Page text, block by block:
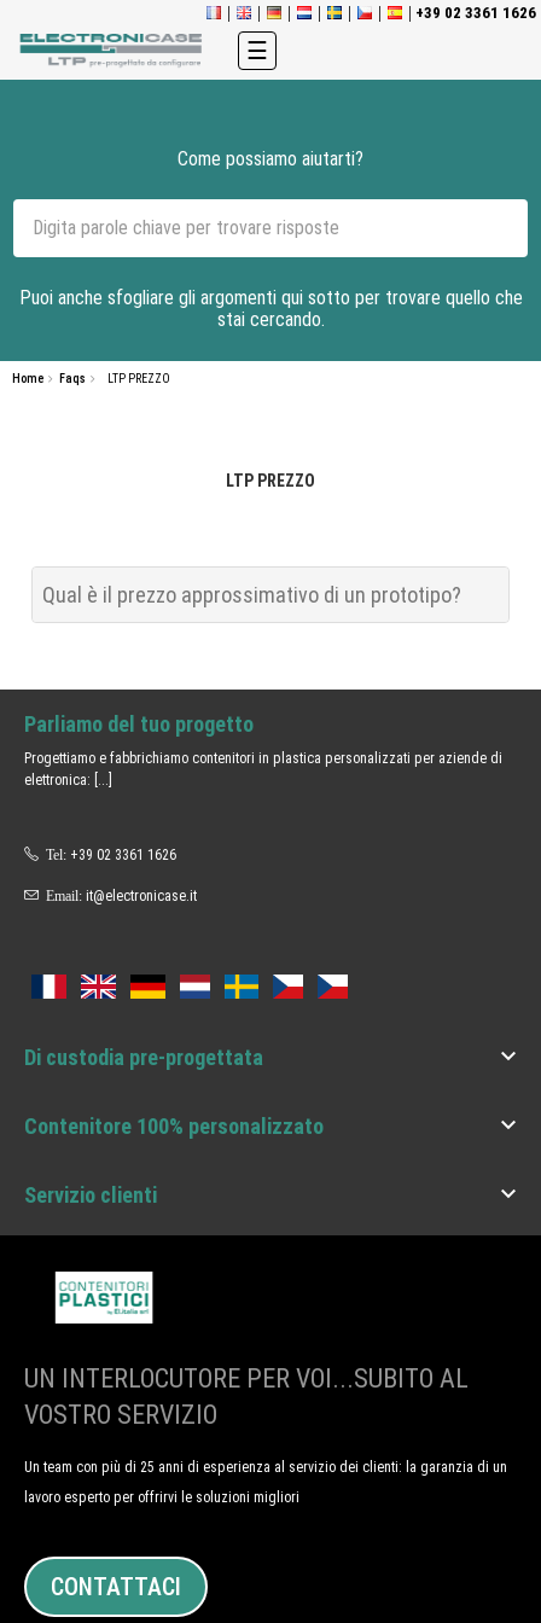
+39 02 3361 1626
navigazione
Toggle
☰
Come possiamo aiutarti?
Puoi anche sfogliare gli argomenti qui sotto per trovare quello che
stai cercando.
Home Faqs LTP PREZZO
LTP PREZZO
Qual è il prezzo approssimativo di un prototipo?
Parliamo del tuo progetto
Progettiamo e fabbrichiamo contenitori in plastica personalizzati per aziende di
elettronica: [...]
Tel: +39 02 3361 1626
Email: it@electronicase.it
Di custodia pre-progettata 
Contenitore 100% personalizzato 
Servizio clienti 
UN INTERLOCUTORE PER VOI...SUBITO AL
VOSTRO SERVIZIO
Un team con più di 25 anni di esperienza al servizio dei clienti: la garanzia di un
lavoro esperto per offrirvi le soluzioni migliori
CONTATTACI